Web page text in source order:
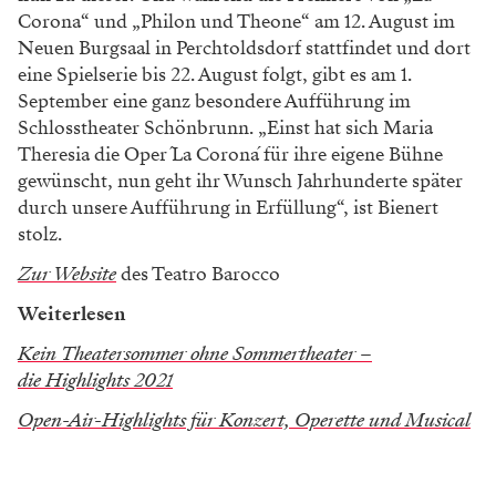
Corona“ und „Philon und Theone“ am 12. August im
Neuen Burgsaal in Perchtoldsdorf stattfindet und dort
eine Spielserie bis 22. August folgt, gibt es am 1.
September eine ganz besondere Aufführung im
Schlosstheater Schönbrunn. „Einst hat sich Maria
Theresia die Oper ´La Corona´ für ihre eigene Bühne
gewünscht, nun geht ihr Wunsch Jahrhunderte später
durch unsere Aufführung in Erfüllung“, ist Bienert
stolz.
Zur Websitedes Teatro Barocco
Weiterlesen
Kein Theatersommer ohne Sommertheater –
die Highlights 2021
Open-Air-Highlights für Konzert, Operette und Musical